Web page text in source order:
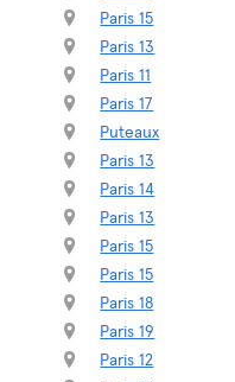
Paris 15
Paris 13
Paris 11
Paris 17
Puteaux
Paris 13
Paris 14
Paris 13
Paris 15
Paris 15
Paris 18
Paris 19
Paris 12